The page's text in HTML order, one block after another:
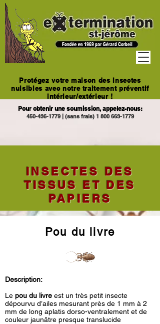
Protégez votre maison des insectes
nuisibles avec notre traitement préventif
intérieur/extérieur !
Pour obtenir une soumission, appelez-nous:
450-436-1779 (sans frais) 1 800 663-1779
INSECTES DES
TISSUS ET DES
PAPIERS
Pou du livre
Description:
Le pou du livre est un très petit insecte
dépourvu d’ailes mesurant près de 1 mm à 2
mm de long aplatis dorso-ventralement et de
couleur jaunâtre presque translucide